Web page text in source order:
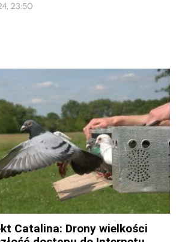
23:50
Catalina: Drony wielkości